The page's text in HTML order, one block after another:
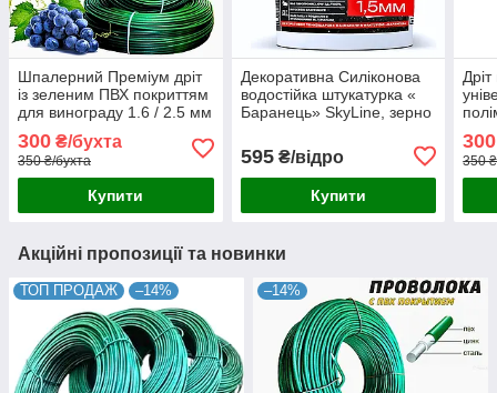
Шпалерний Преміум дріт
із зеленим ПВХ покриттям
для винограду 1.6 / 2.5 мм
300 ₴/бухта
350 ₴/бухта
Купити
Декоративна Силіконова
водостійка штукатурка «
Баранець» SkyLine, зерно
595₴/відро
Купити
300
350
Акційні пропозиції та новинки
ТОП ПРОДАЖ –14% –14%